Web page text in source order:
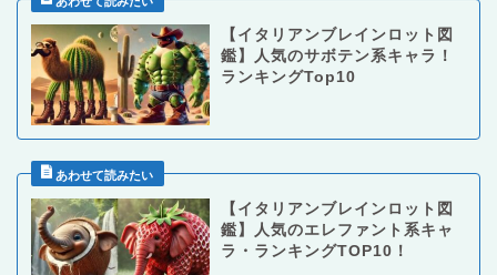
【イタリアンブレインロット図
鑑】人気のサボテン系キャラ！
ランキングTop10
【イタリアンブレインロット図
鑑】人気のエレファント系キャ
ラ・ランキングTOP10！